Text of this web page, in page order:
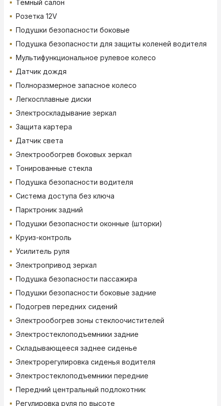
Темный салон
Розетка 12V
Подушки безопасности боковые
Подушка безопасности для защиты коленей водителя
Мультифункциональное рулевое колесо
Датчик дождя
Полноразмерное запасное колесо
Легкосплавные диски
Электроскладывание зеркал
Защита картера
Датчик света
Электрообогрев боковых зеркал
Тонированные стекла
Подушка безопасности водителя
Система доступа без ключа
Парктроник задний
Подушки безопасности оконные (шторки)
Круиз-контроль
Усилитель руля
Электропривод зеркал
Подушка безопасности пассажира
Подушки безопасности боковые задние
Подогрев передних сидений
Электрообогрев зоны стеклоочистителей
Электростеклоподъемники задние
Складывающееся заднее сиденье
Электрорегулировка сиденья водителя
Электростеклоподъемники передние
Передний центральный подлокотник
Регулировка руля по высоте